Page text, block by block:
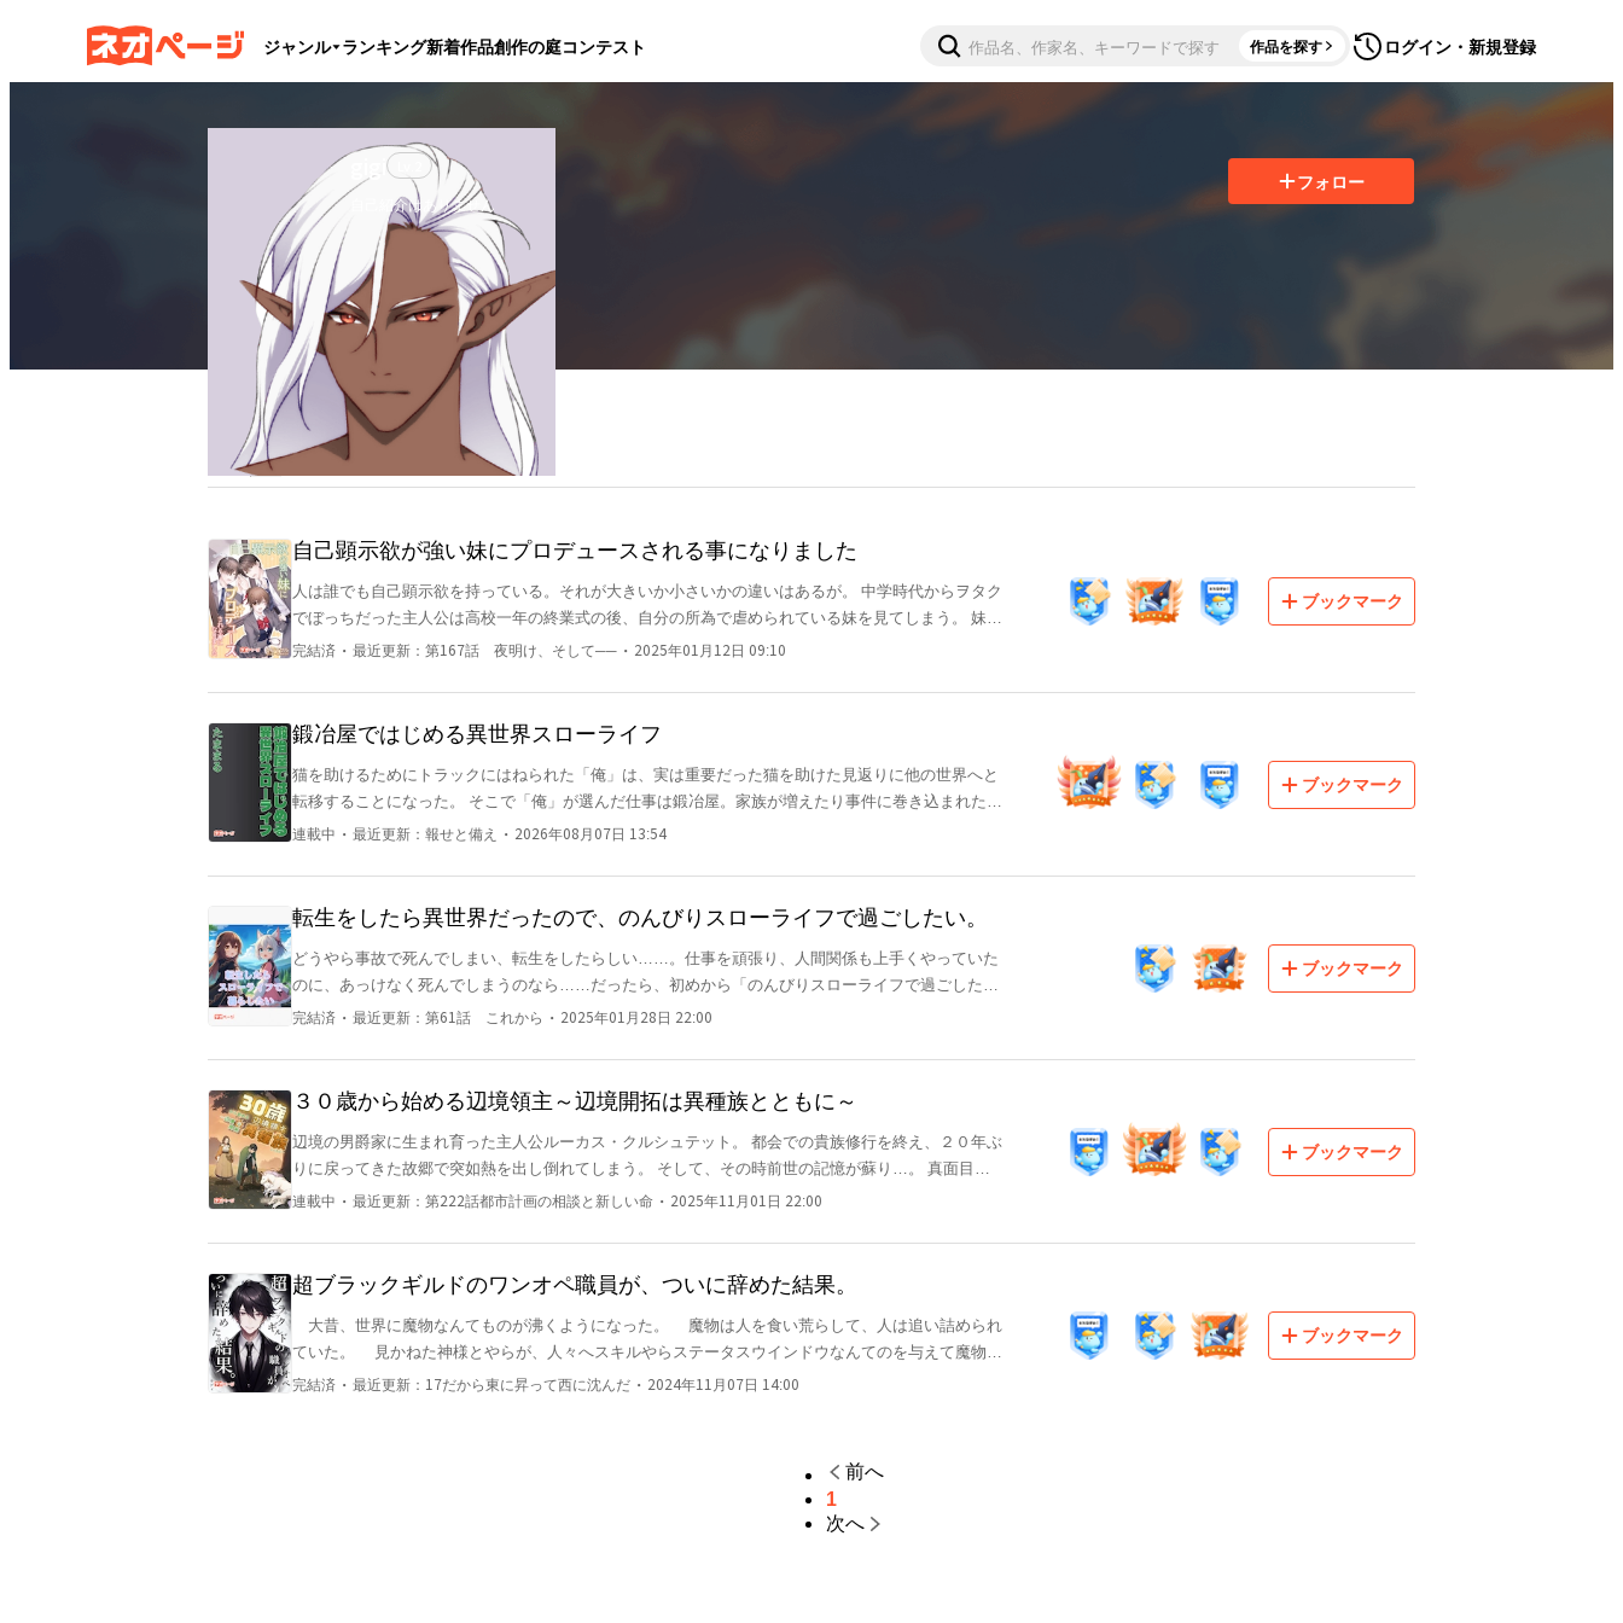
ジャンル ランキング新着作品創作の庭コンテスト 作品を探す ログイン・新規登録
自己紹介はありません
フォロー フォロワー1
フォロー
ブックマーク
自己顕示欲が強い妹にプロデュースされる事になりました
人は誰でも自己顕示欲を持っている。それが大きいか小さいかの違いはあるが。 中学時代からヲタク
でぼっちだった主人公は高校一年の終業式の後、自分の所為で虐められている妹を見てしまう。 妹は
気丈に振る舞っていたが、自分の所為で妹が虐められるのは嫌だと奮起する。 「どうすればリア充に
中、妹の思惑を知った主人公だが、妹の為に学校一のリア充を目指すのだった。
完結済 ・ 最近更新： 第167話 夜明け、そして── ・ 2025年01月12日 09:10
ブックマーク
鍛冶屋ではじめる異世界スローライフ
猫を助けるためにトラックにはねられた「俺」は、実は重要だった猫を助けた見返りに他の世界へと
転移することになった。 そこで「俺」が選んだ仕事は鍛冶屋。家族が増えたり事件に巻き込まれた
り、バタバタするけど、「俺」は果たして最後は静かにスローライフを満喫できるのか。 他サイト様
連載中 ・ 最近更新： 報せと備え ・ 2026年08月07日 13:54
ブックマーク
転生をしたら異世界だったので、のんびりスローライフで過ごしたい。
どうやら事故で死んでしまい、転生をしたらしい……。仕事を頑張り、人間関係も上手くやっていた
のに、あっけなく死んでしまうのなら……だったら、初めから「のんびりスローライフで過ごした
い！」 だが、現状は幼馴染に巻き込まれて冒険者になる流れになってしまっている……
完結済 ・ 最近更新： 第61話 これから ・ 2025年01月28日 22:00
ブックマーク
３０歳から始める辺境領主～辺境開拓は異種族とともに～
辺境の男爵家に生まれ育った主人公ルーカス・クルシュテット。 都会での貴族修行を終え、２０年ぶ
りに戻ってきた故郷で突如熱を出し倒れてしまう。 そして、その時前世の記憶が蘇り…。 真面目に
生きる主人公たちがいろんな種族の力を借りながら辺境を開拓し、幸せを実現していく物語。 美味し
おります。 ゆったりと進む物語ですので、ゆったりとお付き合いください。 なお、本作品は無料試
し読み期間がまもなく終了し、9月上旬より有料配信となります。 これからも皆さまに楽しんでいた
だけるよう努めてまいりますので、今後とも温かいご支援をいただければ幸いです。
連載中 ・ 最近更新： 第222話都市計画の相談と新しい命 ・ 2025年11月01日 22:00
ブックマーク
超ブラックギルドのワンオペ職員が、ついに辞めた結果。
大昔、世界に魔物なんてものが沸くようになった。 魔物は人を食い荒らして、人は追い詰められ
ていた。 見かねた神様とやらが、人々へスキルやらステータスウインドウなんてのを与えて魔物へ
の対抗策とした。 そんなこんなで人々は魔物と戦い続け、それ自体が仕事になった。 魔物討伐
をする男。 だが、男の働くギルドはブラックどころか超ブラック。 ワンオペで働き続けた男は
完結済 ・ 最近更新： 17だから東に昇って西に沈んだ ・ 2024年11月07日 14:00
ブックマーク
前へ
1
次へ